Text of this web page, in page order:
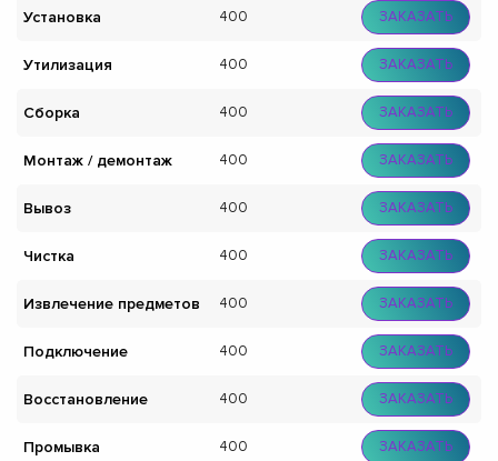
Установка 400 ЗАКАЗАТЬ
Утилизация 400 ЗАКАЗАТЬ
Сборка 400 ЗАКАЗАТЬ
Монтаж / демонтаж 400 ЗАКАЗАТЬ
Вывоз 400 ЗАКАЗАТЬ
Чистка 400 ЗАКАЗАТЬ
Извлечение предметов 400 ЗАКАЗАТЬ
Подключение 400 ЗАКАЗАТЬ
Восстановление 400 ЗАКАЗАТЬ
Промывка 400 ЗАКАЗАТЬ